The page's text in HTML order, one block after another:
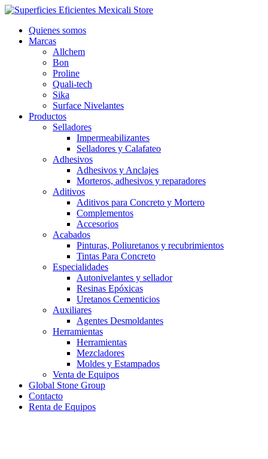
Ir
contenidoQuienes somos
Marcas
Allchem
Bon
Proline
Quali-tech
Sika
Surface Nivelantes
Productos
Selladores
Impermeabilizantes
Selladores y Calafateo
Adhesivos
Adhesivos y Anclajes
Morteros, adhesivos y reparadores
Aditivos
Aditivos para Concreto y Mortero
Complementos
Accesorios
Acabados
Pinturas, Poliuretanos y recubrimientos
Tintas Para Concreto
Especialidades
Autonivelantes y sellador
Resinas Epóxicas
Uretanos Cementicios
Auxiliares
Agentes Desmoldantes
Herramientas
Herramientas
Mezcladores
Moldes y Estampados
Venta de Equipos
Global Stone Group
Contacto
Renta de Equipos